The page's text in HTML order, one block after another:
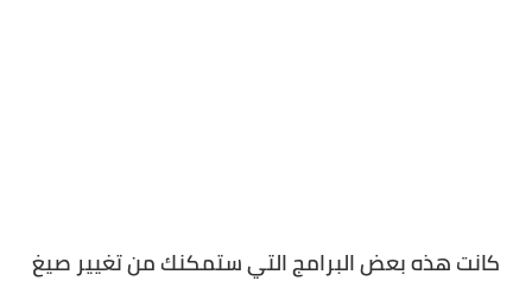
كانت هذه بعض البرامج التي ستمكنك من تغيير صيغ